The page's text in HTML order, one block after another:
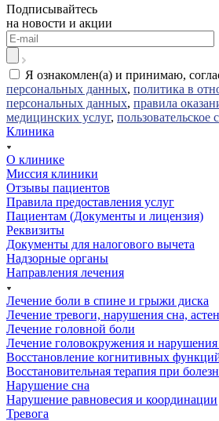
Подписывайтесь
на новости и акции
Я ознакомлен(а) и принимаю,
персональных данных, политика в
персональных данных, правила
медицинских услуг, пользовательское
Клиника
О клинике
Миссия клиники
Отзывы пациентов
Правила предоставления услуг
Пациентам (Документы и лицензия)
Реквизиты
Документы для налогового вычета
Надзорные органы
Направления лечения
Лечение боли в спине и грыжи диска
Лечение тревоги, нарушения сна,
Лечение головной боли
Лечение головокружения и нарушения
Восстановление когнитивных
Восстановительная терапия при
Нарушение сна
Нарушение равновесия и координации
Тревога